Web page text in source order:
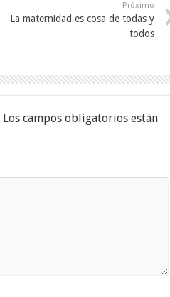
Próximo
La maternidad es cosa de todas y
todos
Los campos obligatorios están